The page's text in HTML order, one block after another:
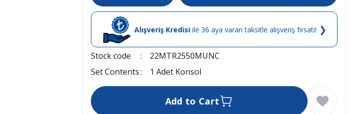
Alışveriş Kredisi ile 36 aya varan taksitle alışveriş fırsatı! ❯
Stock code
22MTR2550MUNC
Set Contents
1 Adet Konsol
Add to Cart